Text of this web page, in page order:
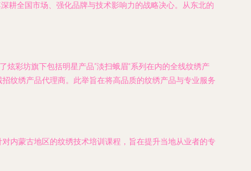
耕全国市场、强化品牌与技术影响力的战略决心。从东北的
彩坊旗下包括明星产品“淡扫蛾眉”系列在内的全线纹绣产
纹绣产品代理商。此举旨在将高品质的纹绣产品与专业服务
内蒙古地区的纹绣技术培训课程，旨在提升当地从业者的专